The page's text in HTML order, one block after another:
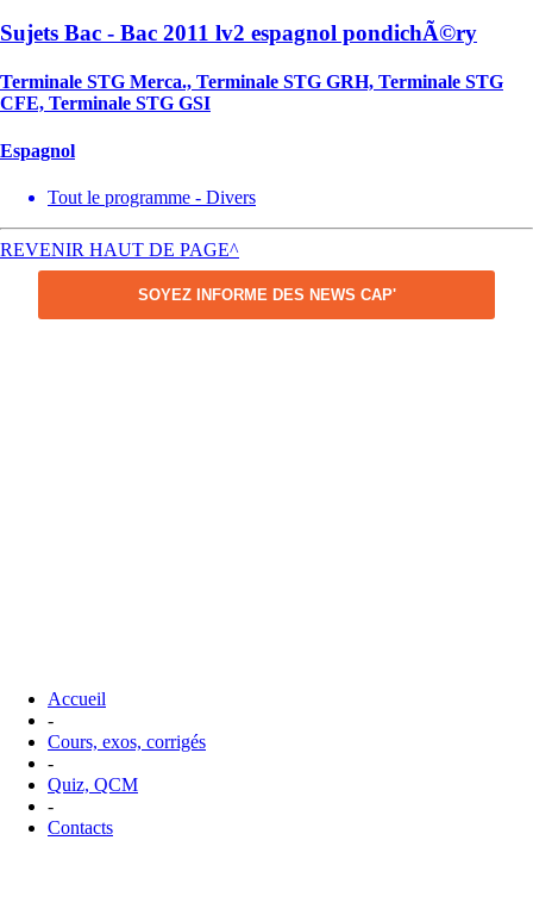
Sujets Bac - Bac 2011 lv2 espagnol pondichÃ©ry
Terminale STG Merca., Terminale STG GRH, Terminale STG
CFE, Terminale STG GSI
Espagnol
Tout le programme - Divers
REVENIR HAUT DE PAGE^
SOYEZ INFORME DES NEWS CAP'
Accueil
-
Cours, exos, corrigés
-
Quiz, QCM
-
Contacts